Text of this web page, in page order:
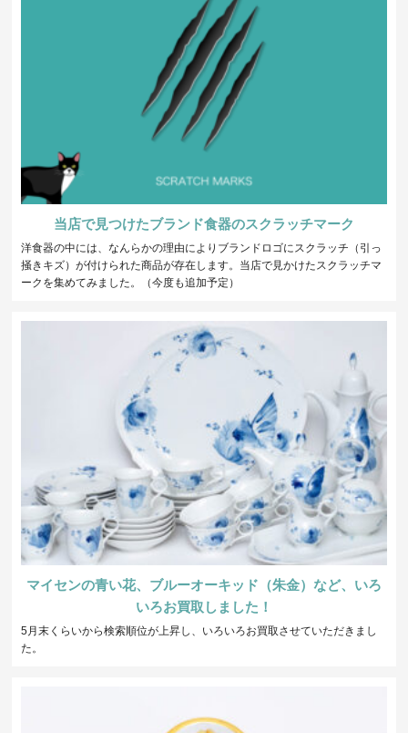
当店で見つけたブランド食器のスクラッチマーク
洋食器の中には、なんらかの理由によりブランドロゴにスクラッチ（引っ
掻きキズ）が付けられた商品が存在します。当店で見かけたスクラッチマ
ークを集めてみました。（今度も追加予定）
マイセンの青い花、ブルーオーキッド（朱金）など、いろ
いろお買取しました！
5月末くらいから検索順位が上昇し、いろいろお買取させていただきまし
た。